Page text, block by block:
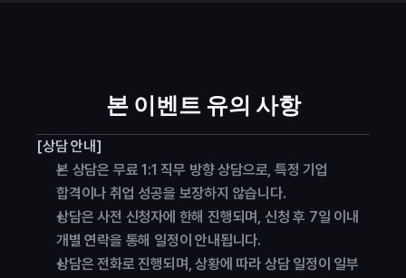
본 이벤트 유의 사항
[상담 안내]
본 상담은 무료 1:1 직무 방향 상담으로, 특정 기업
합격이나 취업 성공을 보장하지 않습니다.
상담은 사전 신청자에 한해 진행되며, 신청 후 7일 이내
개별 연락을 통해 일정이 안내됩니다.
상담은 전화로 진행되며, 상황에 따라 상담 일정이 일부